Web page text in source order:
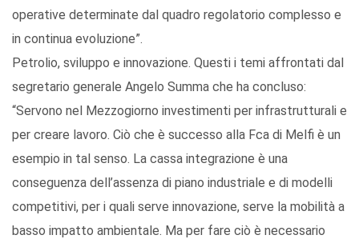
operative determinate dal quadro regolatorio complesso e
in continua evoluzione”.
Petrolio, sviluppo e innovazione. Questi i temi affrontati dal
segretario generale Angelo Summa che ha concluso:
“Servono nel Mezzogiorno investimenti per infrastrutturali e
per creare lavoro. Ciò che è successo alla Fca di Melfi è un
esempio in tal senso. La cassa integrazione è una
conseguenza dell’assenza di piano industriale e di modelli
competitivi, per i quali serve innovazione, serve la mobilità a
basso impatto ambientale. Ma per fare ciò è necessario